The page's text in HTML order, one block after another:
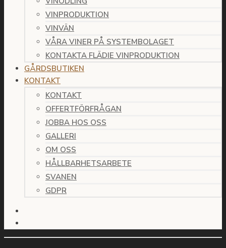
VINPRODUKTION
VINVÄN
VÅRA VINER PÅ SYSTEMBOLAGET
KONTAKTA FLÄDIE VINPRODUKTION
GÅRDSBUTIKEN
KONTAKT
KONTAKT
OFFERTFÖRFRÅGAN
JOBBA HOS OSS
GALLERI
OM OSS
HÅLLBARHETSARBETE
SVANEN
GDPR